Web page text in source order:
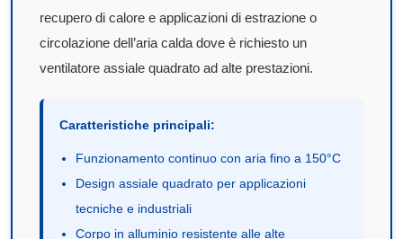
recupero di calore e applicazioni di estrazione o
circolazione dell’aria calda dove è richiesto un
ventilatore assiale quadrato ad alte prestazioni.
Caratteristiche principali:
Funzionamento continuo con aria fino a 150°C
Design assiale quadrato per applicazioni
tecniche e industriali
Corpo in alluminio resistente alle alte